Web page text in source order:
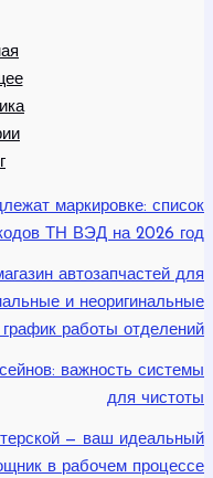
маркировке: список
ТН ВЭД на 2026 год
автозапчастей для
и неоригинальные
работы отделений
важность системы
для чистоты
— ваш идеальный
в рабочем процессе